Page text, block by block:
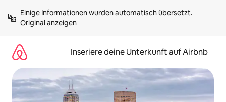
Inhalten
springenOriginal anzeigen
Inseriere deine Unterkunft auf Airbnb